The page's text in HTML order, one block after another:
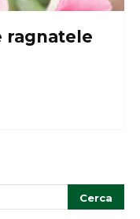
ragnatele